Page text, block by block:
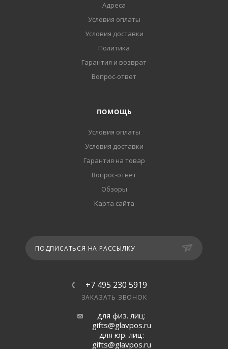
Адреса
Условия оплаты
Условия доставки
Политика
Гарантия и возврат
Вопрос-ответ
ПОМОЩЬ
Условия оплаты
Условия доставки
Гарантия на товар
Вопрос-ответ
Обзоры
Карта сайта
ПОДПИСАТЬСЯ НА РАССЫЛКУ
+7 495 230 5919
ЗАКАЗАТЬ ЗВОНОК
для физ. лиц:
gifts@glavpos.ru
для юр. лиц:
gifts@glavpos.ru